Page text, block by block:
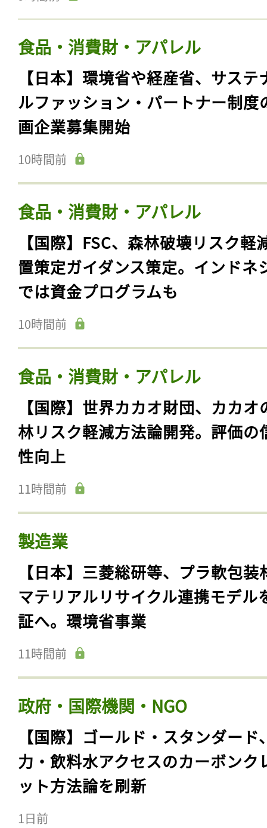
食品・消費財・アパレル
【日本】環境省や経産省、サステ
ルファッション・パートナー制度
画企業募集開始
10時間前
食品・消費財・アパレル
【国際】FSC、森林破壊リスク軽
置策定ガイダンス策定。インドネ
では資金プログラムも
10時間前
食品・消費財・アパレル
【国際】世界カカオ財団、カカオ
林リスク軽減方法論開発。評価の
性向上
11時間前
製造業
【日本】三菱総研等、プラ軟包装
マテリアルリサイクル連携モデル
証へ。環境省事業
11時間前
政府・国際機関・NGO
【国際】ゴールド・スタンダード
力・飲料水アクセスのカーボンク
ット方法論を刷新
1日前